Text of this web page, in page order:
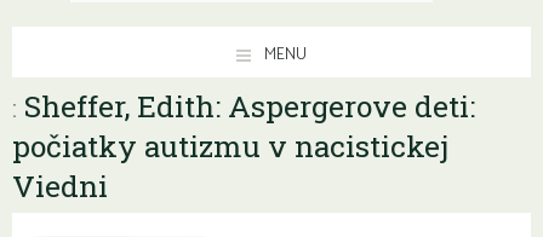
MENU
: Sheffer, Edith: Aspergerove deti:
počiatky autizmu v nacistickej
Viedni